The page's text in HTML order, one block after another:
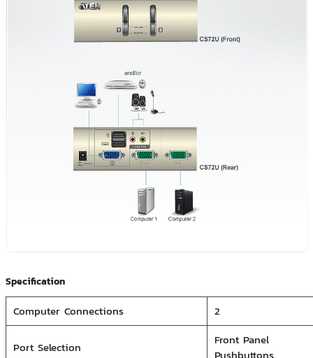
Specification
Computer Connections 2
Port Selection
Front Panel
Pushbuttons